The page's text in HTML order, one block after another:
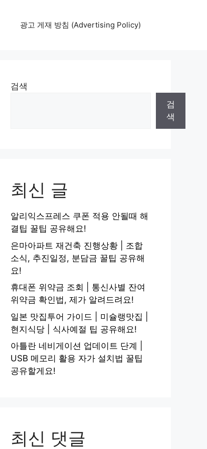
광고 게재 방침 (Advertising Policy)
검색
검
색
최신 글
알리익스프레스 쿠폰 적용 안될때 해
결팁 꿀팁 공유해요!
은마아파트 재건축 진행상황 | 조합
소식, 추진일정, 분담금 꿀팁 공유해
요!
휴대폰 위약금 조회 | 통신사별 잔여
위약금 확인법, 제가 알려드려요!
일본 맛집투어 가이드 | 미슐랭맛집 |
현지식당 | 식사예절 팁 공유해요!
아틀란 네비게이션 업데이트 단계 |
USB 메모리 활용 자가 설치법 꿀팁
공유할게요!
최신 댓글